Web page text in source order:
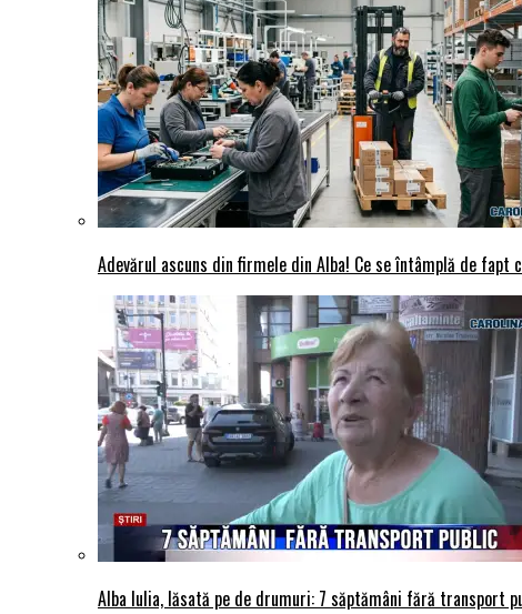
Adevărul ascuns din firmele din Alba! Ce se întâmplă de
Alba Iulia, lăsată pe de drumuri: 7 săptămâni fără transport